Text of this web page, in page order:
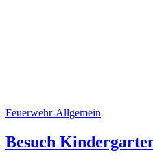
Feuerwehr-Allgemein
Besuch